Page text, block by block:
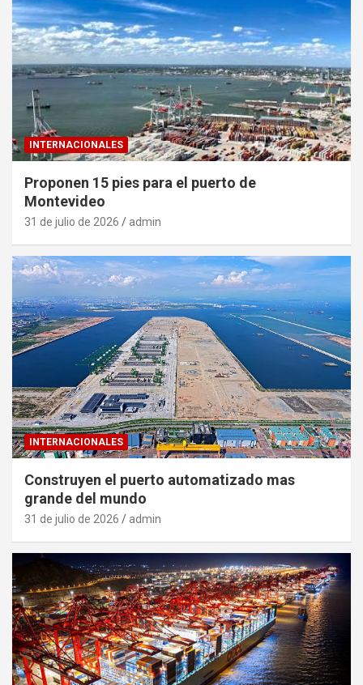
INTERNACIONALES
Proponen 15 pies para el puerto de
Montevideo
31 de julio de 2026 admin
INTERNACIONALES
Construyen el puerto automatizado mas
grande del mundo
31 de julio de 2026 admin